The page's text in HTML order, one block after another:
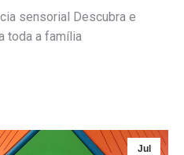
sensorial Descubra e
toda a família
Jul